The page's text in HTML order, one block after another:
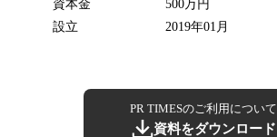
資本金
500万円
設立
2019年01月
PR TIMESのご利用について
資料をダウンロード